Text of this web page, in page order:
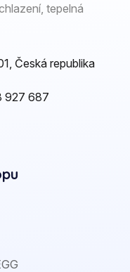
tepelná
Česká republika
927 687